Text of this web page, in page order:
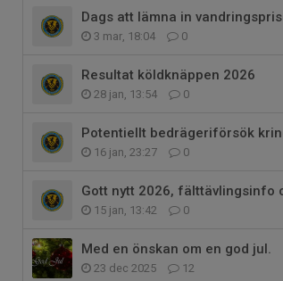
Dags att lämna in
3 mar, 18:04 0
Resultat köldknäppen 2026
28 jan, 13:54 0
Potentiellt bedrägeriförsök
16 jan, 23:27 0
Gott nytt 2026, fälttävlingsinfo
15 jan, 13:42 0
Med en önskan om en god jul.
23 dec 2025 12